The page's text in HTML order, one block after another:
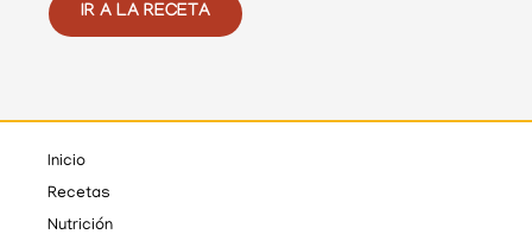
IR A LA RECETA
Inicio
Recetas
Nutrición